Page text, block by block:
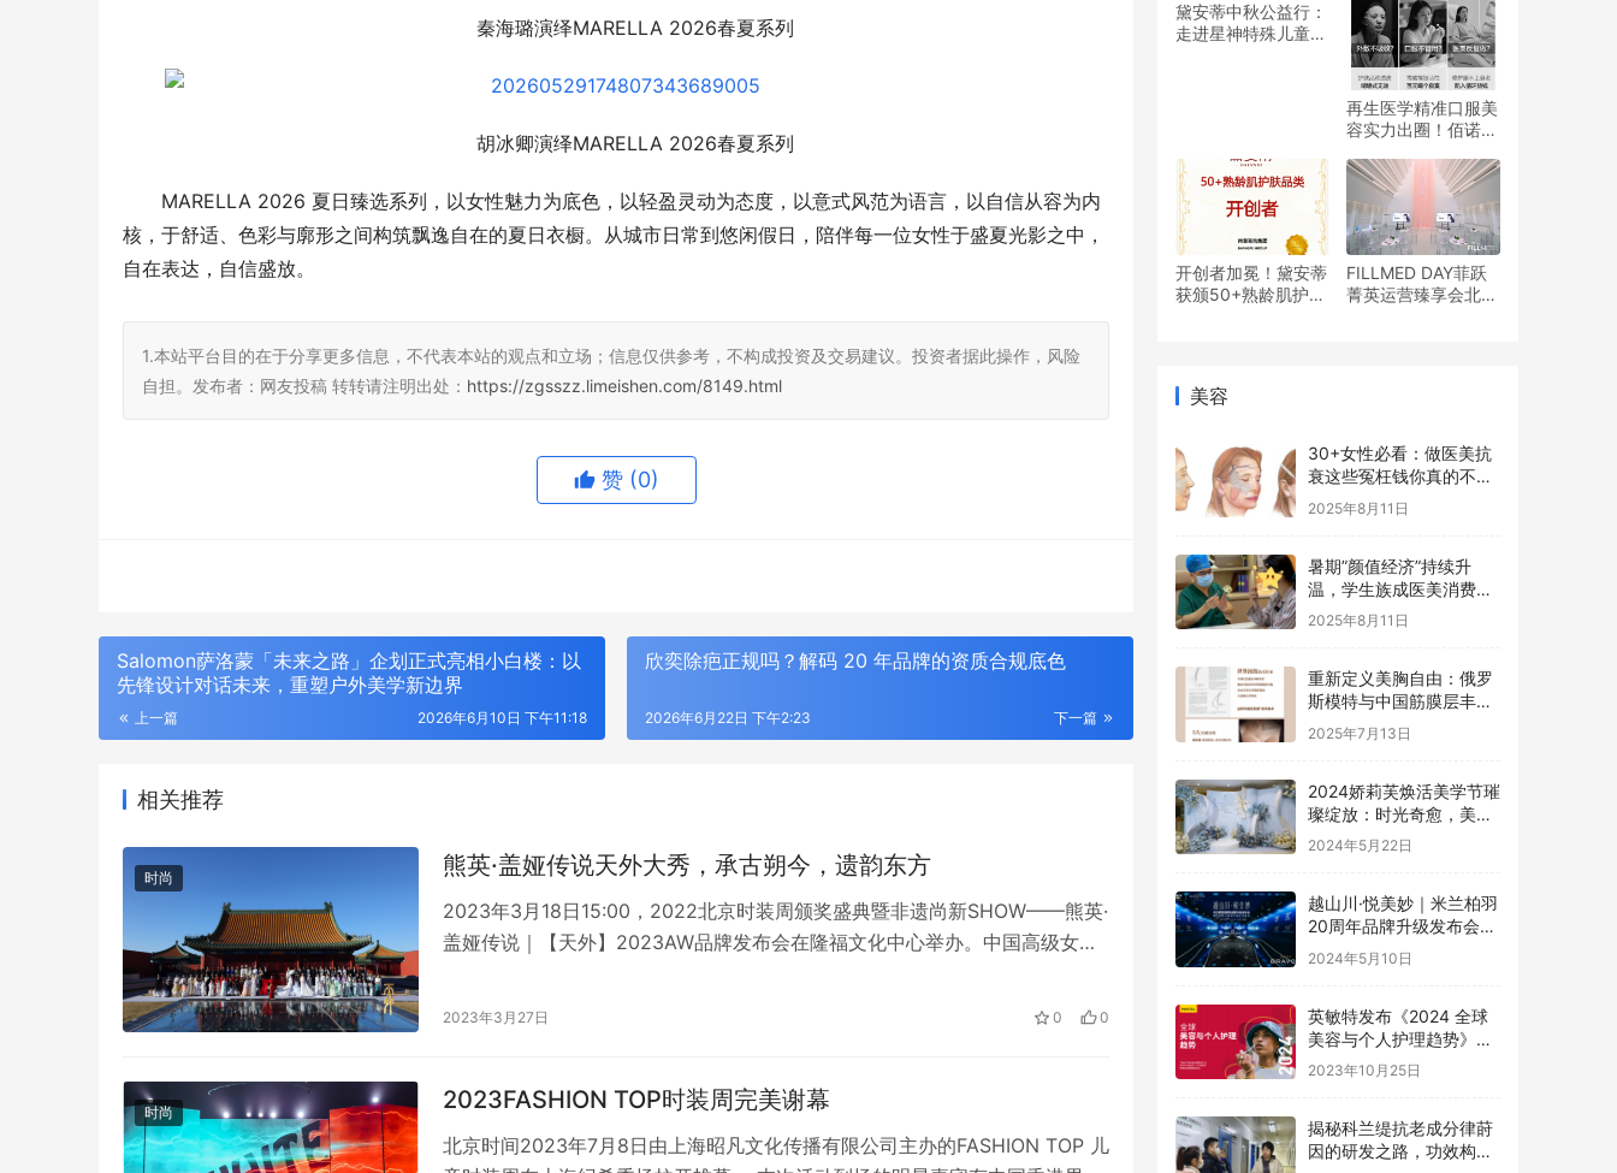
秦海璐演绎MARELLA 2026春夏系列
胡冰卿演绎MARELLA 2026春夏系列
MARELLA 2026 夏日臻选系列，以女性魅力为底色，以轻盈灵动为态度，以意式风范为语言，以自信从容为内
核，于舒适、色彩与廓形之间构筑飘逸自在的夏日衣橱。从城市日常到悠闲假日，陪伴每一位女性于盛夏光影之中，
自在表达，自信盛放。
1.本站平台目的在于分享更多信息，不代表本站的观点和立场；信息仅供参考，不构成投资及交易建议。投资者据此操作，风险
自担。发布者：网友投稿 转转请注明出处： https://zgsszz.limeishen.com/8149.html
赞 (0)
Salomon萨洛蒙「未来之路」企划正式亮相小白楼：以
先锋设计对话未来，重塑户外美学新边界
上一篇 2026年6月10日 下午11:18
欣奕除疤正规吗？解码 20 年品牌的资质合规底色
下一篇
2026年6月22日 下午2:23
相关推荐
时尚 熊英·盖娅传说天外大秀，承古朔今，遗韵东方
2023年3月18日15:00，2022北京时装周颁奖盛典暨非遗尚新SHOW——熊英·
盖娅传说｜【天外】2023AW品牌发布会在隆福文化中心举办。中国高级女装
的非遗时尚大秀，演绎非遗文化融入当下生活方式中的极致魅力。大秀作品中
2023年3月27日 0 0
时尚 2023FASHION TOP时装周完美谢幕
北京时间2023年7月8日由上海昭凡文化传播有限公司主办的FASHION TOP 儿
黛安蒂中秋公益行：
走进星神特殊儿童关
再生医学精准口服美
容实力出圈！佰诺兮
成为爆款
开创者加冕！黛安蒂
获颁50+熟龄肌护肤
FILLMED DAY菲跃
菁英运营臻享会北京
美容
30+女性必看：做医美抗
衰这些冤枉钱你真的不用
花
2025年8月11日
暑期”颜值经济”持续升
温，学生族成医美消费新
主力
2025年8月11日
重新定义美胸自由：俄罗
斯模特与中国筋膜层丰胸
的完美邂逅
2025年7月13日
2024娇莉芙焕活美学节璀
璨绽放：时光奇愈，美丽
新纪元
2024年5月22日
越山川·悦美妙｜米兰柏羽
20周年品牌升级发布会盛
大启幕
2024年5月10日
英敏特发布《2024 全球
美容与个人护理趋势》报
告
2023年10月25日
揭秘科兰缇抗老成分律莳
因的研发之路，功效构筑